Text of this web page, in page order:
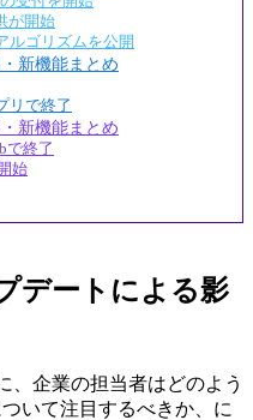
が開始
ルゴリズムを公開
新機能まとめ
リで終了
新機能まとめ
で終了
始
デートによる影
、企業の担当者はどのよう
いて注目するべきか、に